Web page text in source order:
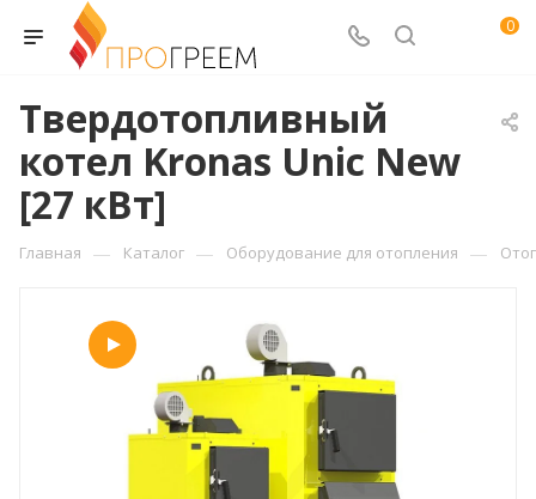
0
Твердотопливный
котел Kronas Unic New
[27 кВт]
Главная — Каталог — Оборудование для отопления —